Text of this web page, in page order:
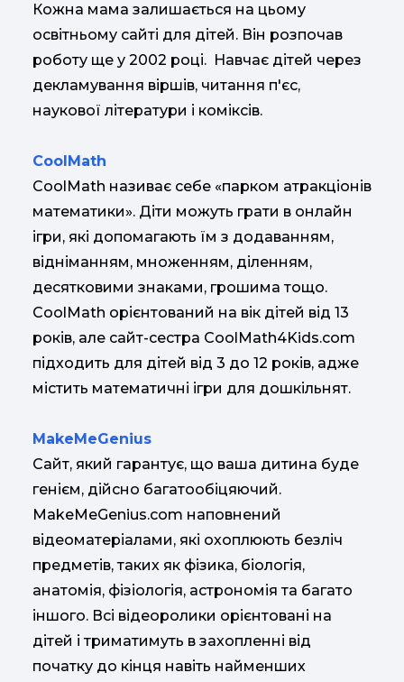
Кожна мама залишається на цьому
освітньому сайті для дітей. Він розпочав
роботу ще у 2002 році. Навчає дітей через
декламування віршів, читання п'єс,
наукової літератури і коміксів.
CoolMath
CoolMath називає себе «парком атракціонів
математики». Діти можуть грати в онлайн
ігри, які допомагають їм з додаванням,
відніманням, множенням, діленням,
десятковими знаками, грошима тощо.
CoolMath орієнтований на вік дітей від 13
років, але сайт-сестра CoolMath4Kids.com
підходить для дітей від 3 до 12 років, адже
містить математичні ігри для дошкільнят.
MakeMeGenius
Сайт, який гарантує, що ваша дитина буде
генієм, дійсно багатообіцяючий.
MakeMeGenius.com наповнений
відеоматеріалами, які охоплюють безліч
предметів, таких як фізика, біологія,
анатомія, фізіологія, астрономія та багато
іншого. Всі відеоролики орієнтовані на
дітей і триматимуть в захопленні від
початку до кінця навіть найменших